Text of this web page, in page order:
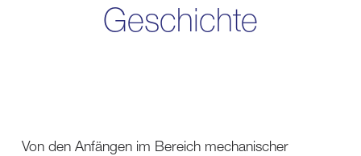
Geschichte
Von den Anfängen im Bereich mechanischer